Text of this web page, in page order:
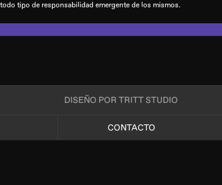
tipo de responsabilidad emergente de los mismos.
DISEÑO POR TRITT STUDIO
CONTACTO